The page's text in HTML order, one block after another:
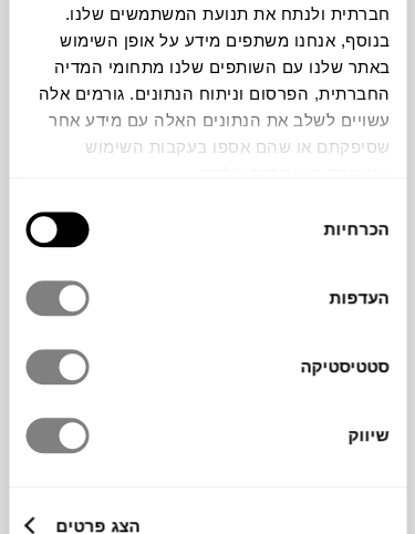
חברתית ולנתח את תנועת המשתמשים שלנו.
בנוסף, אנחנו משתפים מידע על אופן השימוש
באתר שלנו עם השותפים שלנו מתחומי המדיה
החברתית, הפרסום וניתוח הנתונים. גורמים אלה
עשויים לשלב את הנתונים האלה עם מידע אחר
שסיפקתם או שהם אספו בעקבות השימוש
הסכמה
הכרחיות
העדפות
סטטיסטיקה
שיווק
הצג פרטים
חלה שגיאה. אנא רעננו את הדף ונסו שנית
צבעים
OUTLINE היא קולקציה של פיג’מות ובגדי
פנאי, שעוצבה על ידי מעצבת האופנה הדנית
כוללת חולצות מכופתרות עם שרוול קצר או
ארוך, מכנסיים קצרים או ארוכים וחלוק בגזרות
אורגנית רכה ונעימה. הפריטים מגיעים במבחר
צבעים שניתן לערבב ולשלב ומעוטרים בפס